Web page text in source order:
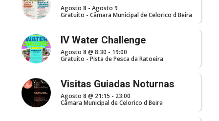
Agosto 8 - Agosto 9
Gratuito - Câmara Municipal de Celorico d Beira
IV Water Challenge
Agosto 8 @ 8:30 - 19:00
Gratuito - Pista de Pesca da Ratoeira
Visitas Guiadas Noturnas
Agosto 8 @ 21:15 - 23:00
Câmara Municipal de Celorico d Beira